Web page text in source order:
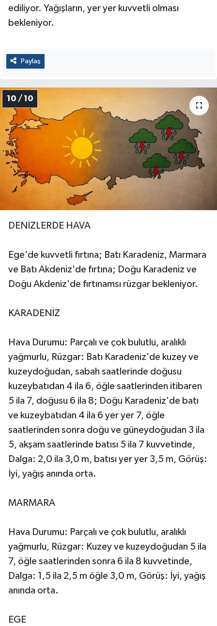
ediliyor. Yağışların, yer yer kuvvetli olması
bekleniyor.
Paylaş
10 / 10
DENİZLERDE HAVA
Ege'de kuvvetli fırtına; Batı Karadeniz, Marmara
ve Batı Akdeniz'de fırtına; Doğu Karadeniz ve
Doğu Akdeniz'de fırtınamsı rüzgar bekleniyor.
KARADENİZ
Hava Durumu: Parçalı ve çok bulutlu, aralıklı
yağmurlu, Rüzgar: Batı Karadeniz'de kuzey ve
kuzeydoğudan, sabah saatlerinde doğusu
kuzeybatıdan 4 ila 6, öğle saatlerinden itibaren
5 ila 7, doğusu 6 ila 8; Doğu Karadeniz'de batı
ve kuzeybatıdan 4 ila 6 yer yer 7, öğle
saatlerinden sonra doğu ve güneydoğudan 3 ila
5, akşam saatlerinde batısı 5 ila 7 kuvvetinde,
Dalga: 2,0 ila 3,0 m, batısı yer yer 3,5 m, Görüş:
İyi, yağış anında orta.
MARMARA
Hava Durumu: Parçalı ve çok bulutlu, aralıklı
yağmurlu, Rüzgar: Kuzey ve kuzeydoğudan 5 ila
7, öğle saatlerinden sonra 6 ila 8 kuvvetinde,
Dalga: 1,5 ila 2,5 m öğle 3,0 m, Görüş: İyi, yağış
anında orta.
EGE